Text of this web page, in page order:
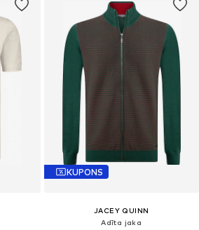
KUPONS
JACEY QUINN
Adīta jaka